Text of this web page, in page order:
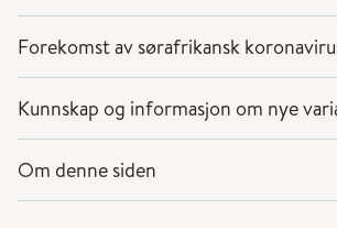
Forekomst av sørafrikansk
Kunnskap og informasjon om nye
Om denne siden